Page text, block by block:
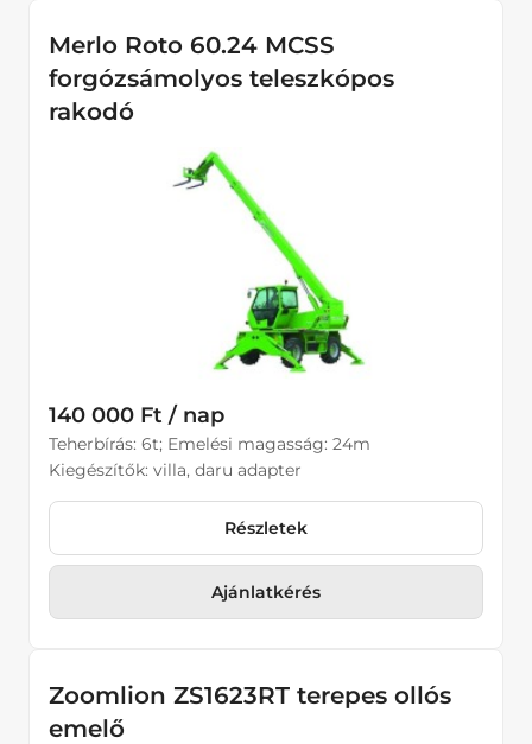
Merlo Roto 60.24 MCSS
forgózsámolyos teleszkópos
rakodó
140 000 Ft / nap
Teherbírás: 6t; Emelési magasság: 24m
Kiegészítők: villa, daru adapter
Részletek
Ajánlatkérés
Zoomlion ZS1623RT terepes ollós
emelő